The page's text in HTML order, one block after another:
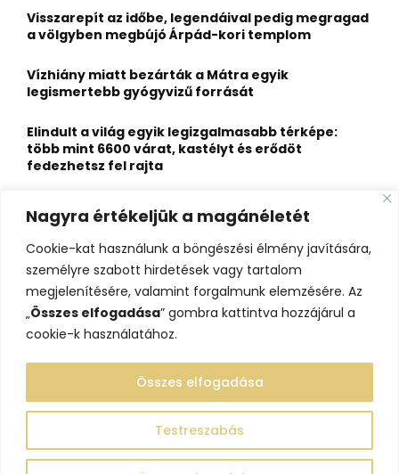
Nagyra értékeljük a magánéletét
Cookie-kat használunk a böngészési élmény javítására,
személyre szabott hirdetések vagy tartalom
megjelenítésére, valamint forgalmunk elemzésére. Az
„Összes elfogadása” gombra kattintva hozzájárul a
cookie-k használatához.
Testreszabás
Összes elfogadása
o
r
Visszarepít az időbe, legendáival pedig megragad
a völgyben megbújó Árpád-kori templom
Vízhiány miatt bezárták a Mátra egyik
legismertebb gyógyvizű forrását
Elindult a világ egyik legizgalmasabb térképe:
több mint 6600 várat, kastélyt és erődöt
fedezhetsz fel rajta
Kigyulladt a Szőke Tisza legendás hajóroncsa,
nagy erőkkel vonultak a tűzoltók
Életveszélyes fenyegetést kapott, elmarad Majka
erdélyi koncertje
@2023 - www.lelepo.hu. Minden jog fenntartva.